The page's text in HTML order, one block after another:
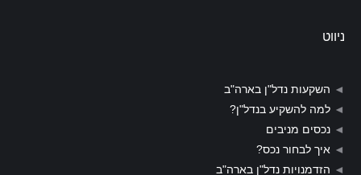
ניווט
◄ השקעות נדל"ן בארה"ב
◄ למה להשקיע בנדל"ן?
◄ נכסים מניבים
◄ איך לבחור נכס?
◄ הזדמנויות נדל"ן בארה"ב